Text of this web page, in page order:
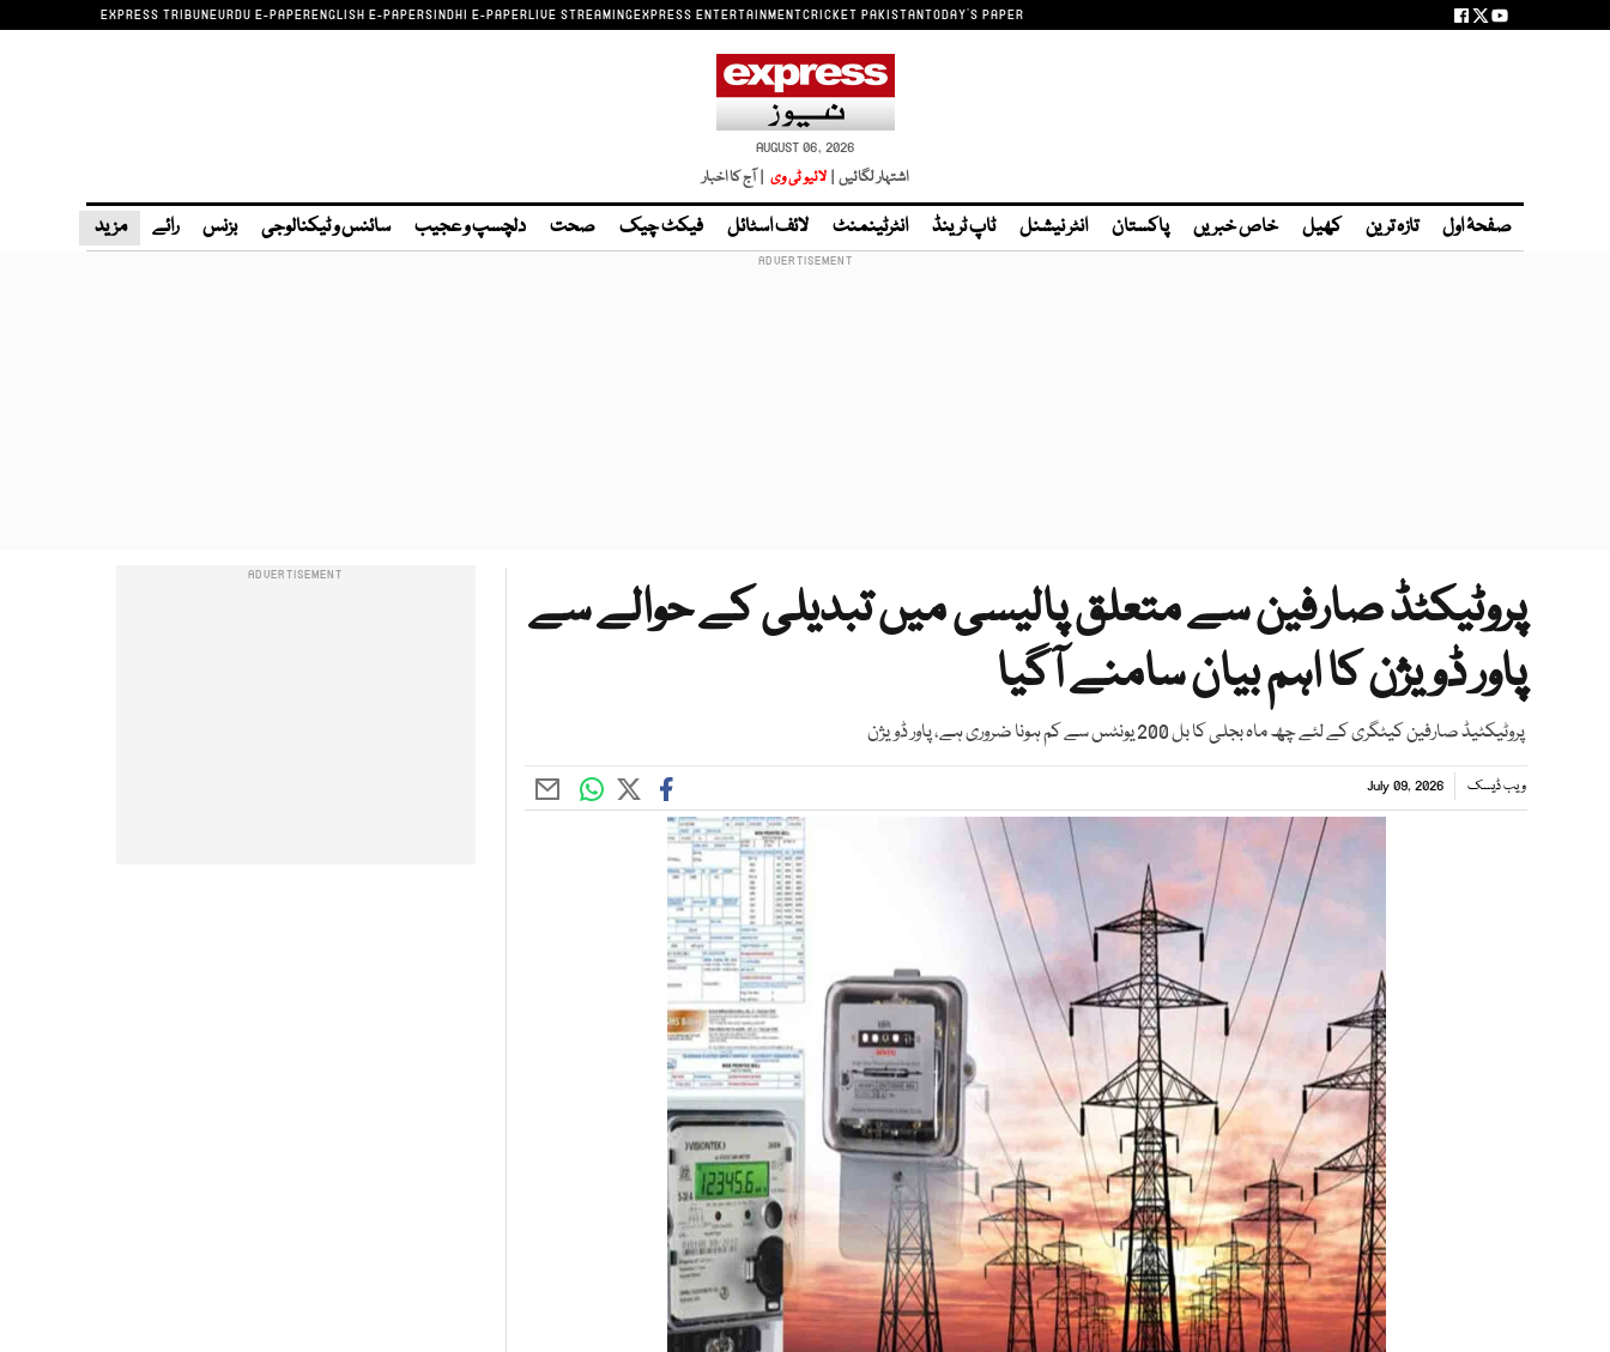
EXPRESS TRIBUNEURDU E-PAPERENGLISH E-PAPERSINDHI E-PAPERLIVE STREAMINGEXPRESS ENTERTAINMENTCRICKET PAKISTANTODAY'S PAPER
AUGUST 06, 2026
اشتہار لگائیں | لائیو ٹی وی | آج کا اخبار
صفحۂ اول تازہ ترین کھیل خاص خبریں پاکستان انٹر نیشنل ٹاپ ٹرینڈ انٹرٹینمنٹ لائف اسٹائل فیکٹ چیک صحت دلچسپ و عجیب سائنس و ٹیکنالوجی بزنس رائے مزید
پروٹیکٹڈ صارفین سے متعلق پالیسی میں تبدیلی کے حوالے سے
پاور ڈویژن کا اہم بیان سامنے آگیا
پروٹیکٹیڈ صارفین کیٹگری کے لئے چھ ماہ بجلی کا بل 200 یونٹس سے کم ہونا ضروری ہے، پاور ڈویژن
ویب ڈیسک July 09, 2026